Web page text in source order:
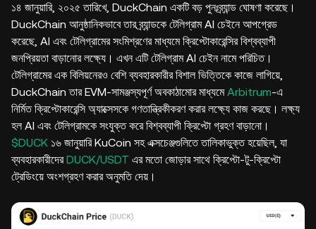
১৪ জানুয়ারি, ২০২৫ তারিখে, DuckChain একটি বড় পুনঃব্র্যান্ড ঘোষণা করেছে।
DuckChain আনুষ্ঠানিকভাবে তার ব্র্যান্ডকে টেলিগ্রাম AI চেইনে আপগ্রেড
করেছে, AI এবং টেলিগ্রামের সংমিশ্রণের মাধ্যমে ক্রিপ্টোকারেন্সির বিশ্বব্যাপী
জনপ্রিয়তা বাড়ানোর লক্ষ্যে। এখন এটি টেলিগ্রাম AI চেইন নামে পরিচিত।
টেলিগ্রামের এক বিলিয়নেরও বেশি ব্যবহারকারীর বিশাল ভিত্তিকে কাজে লাগিয়ে,
DuckChain তার EVM-সামঞ্জস্যপূর্ণ অবকাঠামোর মাধ্যমেArbitrum-এ
নির্মিত ক্রিপ্টোকারেন্সি অ্যাক্সেসকে গণতান্ত্রিকীকরণ করার লক্ষ্যে কাজ করছে। লক্ষ্য
হল AI এবং টেলিগ্রামকে সংযুক্ত করে বিশ্বব্যাপী ক্রিপ্টো গ্রহণ বাড়ানো।
$DUCK ১৬ জানুয়ারি KuCoin সহ এক্সচেঞ্জগুলিতে তালিকাভুক্ত হয়েছিল, যা
ব্যবহারকারীদেরDUCK/USDT এর মতো জোড়ার সাথে ক্রিপ্টো-টু-ক্রিপ্টো
ট্রেডিংয়ে অংশগ্রহণ করার অনুমতি দেয়।